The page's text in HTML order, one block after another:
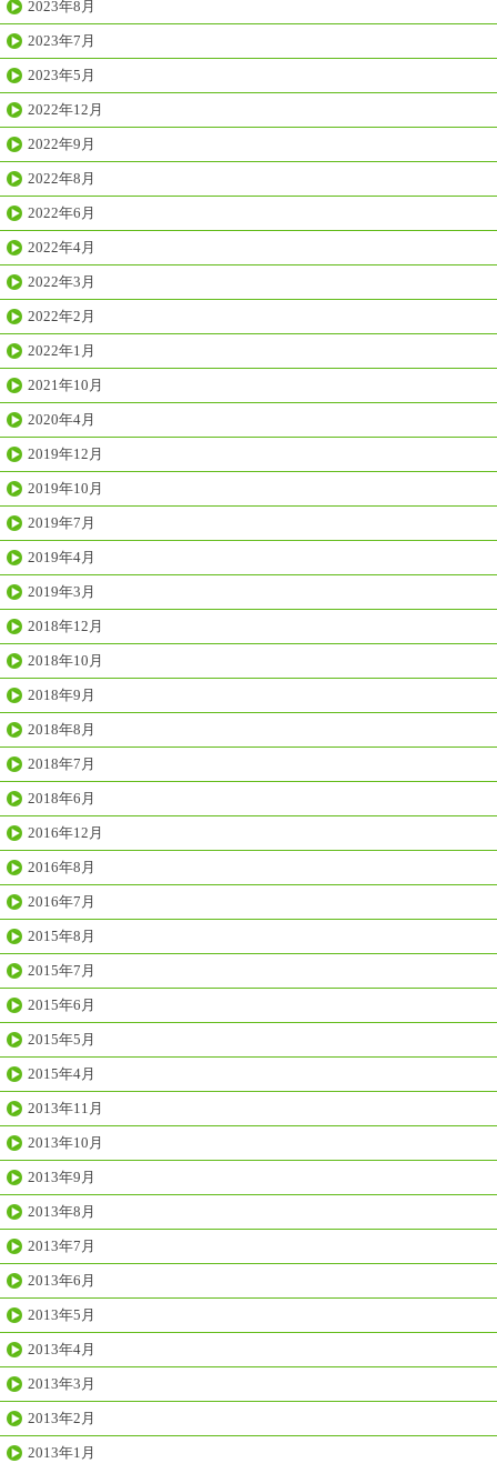
2023年8月
2023年7月
2023年5月
2022年12月
2022年9月
2022年8月
2022年6月
2022年4月
2022年3月
2022年2月
2022年1月
2021年10月
2020年4月
2019年12月
2019年10月
2019年7月
2019年4月
2019年3月
2018年12月
2018年10月
2018年9月
2018年8月
2018年7月
2018年6月
2016年12月
2016年8月
2016年7月
2015年8月
2015年7月
2015年6月
2015年5月
2015年4月
2013年11月
2013年10月
2013年9月
2013年8月
2013年7月
2013年6月
2013年5月
2013年4月
2013年3月
2013年2月
2013年1月